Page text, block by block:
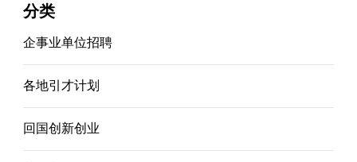
分类
企事业单位招聘
各地引才计划
回国创新创业